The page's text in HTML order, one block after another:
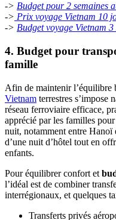
-> Budget pour‎ 2 semaines‎
-> Prix voyage Vietnam 10
-> Budget voyage Vietnam 3
4. Budget pour
famille
Afin de maintenir l’équilibre
Vietnam terrestres s’impose
réseau ferroviaire efficace,
apprécié par les familles
nuit, notamment entre Hanoï
d’une nuit d’hôtel tout en
enfants.
Pour équilibrer confort et
l’idéal est de combiner
interrégionaux, et quelques
Transferts privés